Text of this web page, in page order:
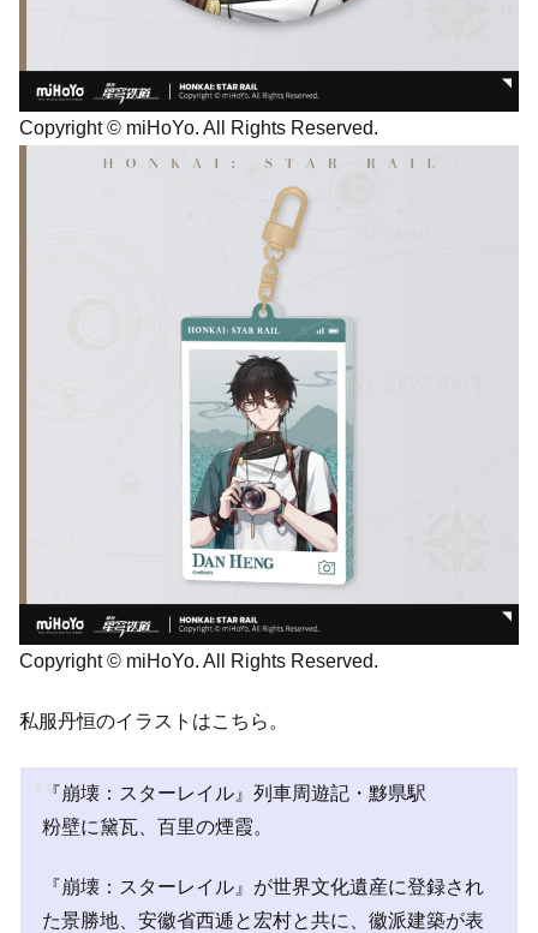
Copyright © miHoYo. All Rights Reserved.
Copyright © miHoYo. All Rights Reserved.
私服丹恒のイラストはこちら。
『崩壊：スターレイル』列車周遊記・黟県駅
粉壁に黛瓦、百里の煙霞。
『崩壊：スターレイル』が世界文化遺産に登録され
た景勝地、安徽省西逓と宏村と共に、徽派建築が表